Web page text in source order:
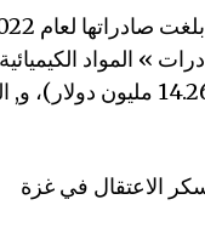
الصادرات » المواد
العضوية، ومركبات المعادن الثمينة (61.15 مليون دولار)، ومواد البناء (14.26